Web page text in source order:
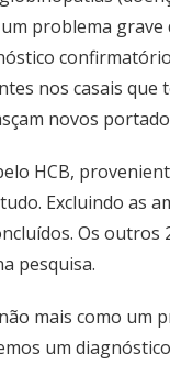
problema
nos casais que
novos
HCB,
Excluindo as
Os outros
pesquisa.
mais como um
um